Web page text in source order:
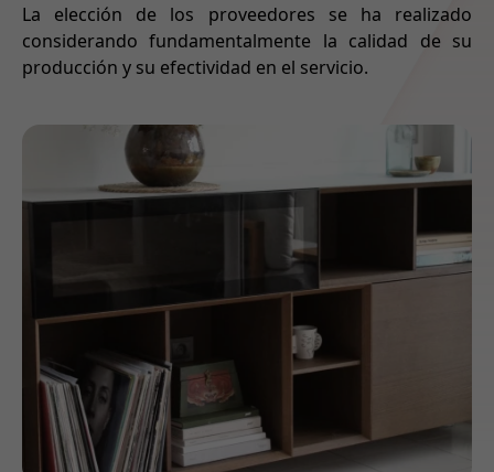
La elección de los proveedores se ha realizado
considerando fundamentalmente la calidad de su
producción y su efectividad en el servicio.